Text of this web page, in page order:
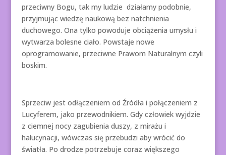
przeciwny Bogu, tak my ludzie działamy podobnie,
przyjmując wiedzę naukową bez natchnienia
duchowego. Ona tylko powoduje obciążenia umysłu i
wytwarza bolesne ciało. Powstaje nowe
oprogramowanie, przeciwne Prawom Naturalnym czyli
boskim.
Sprzeciw jest odłączeniem od Źródła i połączeniem z
Lucyferem, jako przewodnikiem. Gdy człowiek wyjdzie
z ciemnej nocy zagubienia duszy, z mirażu i
halucynacji, wówczas się przebudzi aby wrócić do
światła. Po drodze potrzebuje coraz większego